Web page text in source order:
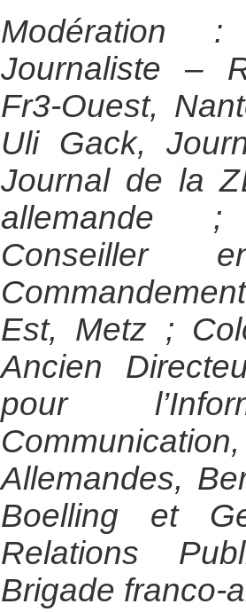
Modération
Journaliste –
Fr3-Ouest,
Uli Gack,
Journal de la
allemande
Conseiller
Est, Metz ;
Ancien
pour
Allemandes,
Boelling et
Relations
Brigade franco-